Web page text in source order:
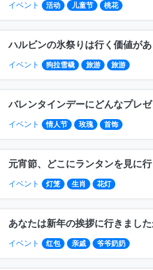
イベント 活动 儿童节 桃花
ハルビンの氷祭りは行く価値が
イベント 狗拉雪橇 旅游 旅游
バレンタインデーにどんなプレ
イベント 情人节 玫瑰 首饰
元宵節、どこにランタンを見に行
イベント 灯笼 生肖 花灯
あなたは新年の挨拶に行きました
イベント 红包 亲戚 爷爷奶奶